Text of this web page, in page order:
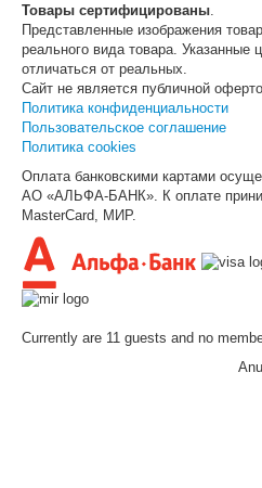
Товары сертифицированы
Представленные изображения
реального вида товара. Указанные
отличаться от реальных.
Сайт не является публичной
Политика конфиденциальности
Пользовательское соглашение
Политика cookies
Оплата банковскими картами
АО «АЛЬФА-БАНК». К оплате
MasterCard, МИР.
Currently are 11 guests and no